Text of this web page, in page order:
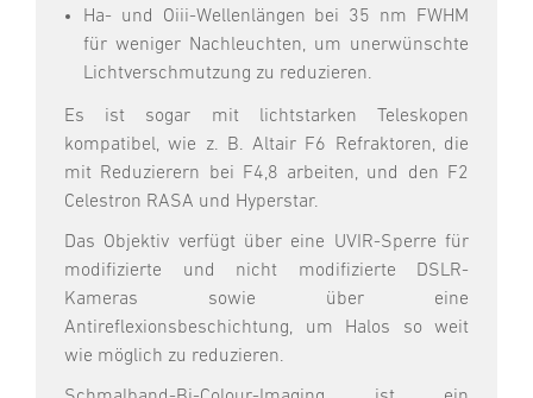
Ha- und Oiii-Wellenlängen bei 35 nm FWHM
für weniger Nachleuchten, um unerwünschte
Lichtverschmutzung zu reduzieren.
Es ist sogar mit lichtstarken Teleskopen
kompatibel, wie z. B. Altair F6 Refraktoren, die
mit Reduzierern bei F4,8 arbeiten, und den F2
Celestron RASA und Hyperstar.
Das Objektiv verfügt über eine UVIR-Sperre für
modifizierte und nicht modifizierte DSLR-
Kameras sowie über eine
Antireflexionsbeschichtung, um Halos so weit
wie möglich zu reduzieren.